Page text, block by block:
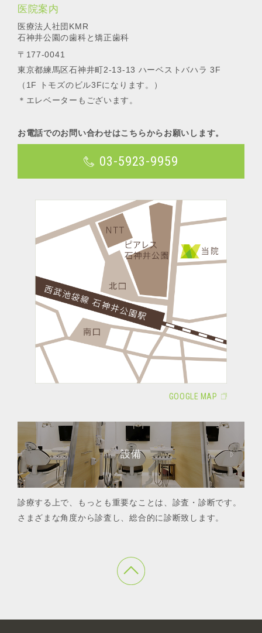
医院案内
医療法人社団KMR
石神井公園の歯科と矯正歯科
〒177-0041
東京都練馬区石神井町2-13-13 ハーベストバハラ 3F
（1F トモズのビル3Fになります。）
＊エレベーターもございます。
お電話でのお問い合わせはこちらからお願いします。
03-5923-9959
GOOGLE MAP
設備
診療する上で、もっとも重要なことは、診査・診断です。
さまざまな角度から診査し、総合的に診断致します。